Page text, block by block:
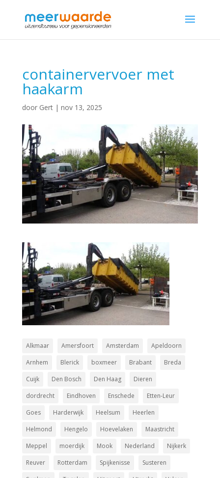
containervervoer met
haakarm
door Gert| nov 13, 2025
Alkmaar Amersfoort Amsterdam
Apeldoorn
Arnhem
Blerick boxmeer Brabant
Breda
Cuijk
Den Bosch Den Haag
Dieren
dordrecht
Eindhoven Enschede
Etten-Leur
Goes
Harderwijk Heelsum
Heerlen
Helmond
Hengelo Hoevelaken
Maastricht
Meppel
moerdijk Mook Nederland
Nijkerk
Reuver
Rotterdam Spijkenisse
Susteren